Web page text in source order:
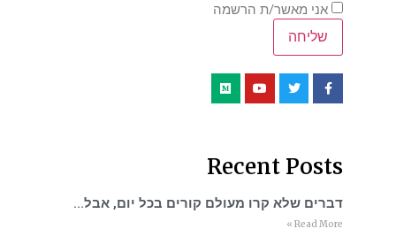
אני מאשר/ת הרשמה
Recent Posts
דברים שלא קרו מעולם קורים בכל יום, אבל…
Read More »